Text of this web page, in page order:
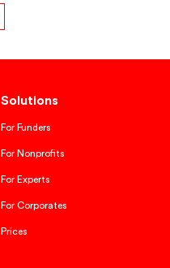
Solutions
For Funders
For Nonprofits
For Experts
For Corporates
Prices